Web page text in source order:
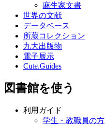
麻生家文書
世界の文献
データベース
所蔵コレクション
九大出版物
電子展示
Cute.Guides
図書館を使う
利用ガイド
学生・教職員の方